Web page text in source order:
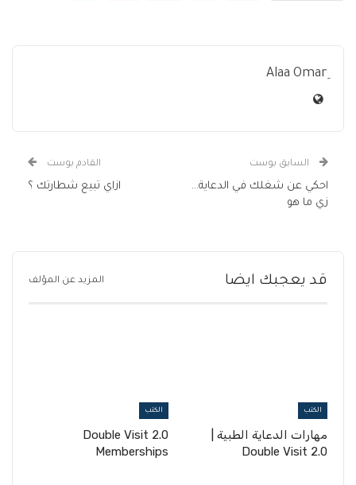
السابق بوست
احكي عن شغلك في الدعاية…
زي ما هو
القادم بوست
ازاي تبيع شطارتك ؟
قد يعجبك ايضا المزيد عن المؤلف
الكتب
مهارات الدعاية الطبية |
Double Visit 2.0
الكتب
Double Visit 2.0
Memberships